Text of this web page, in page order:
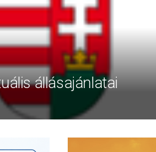
állásajánlatai